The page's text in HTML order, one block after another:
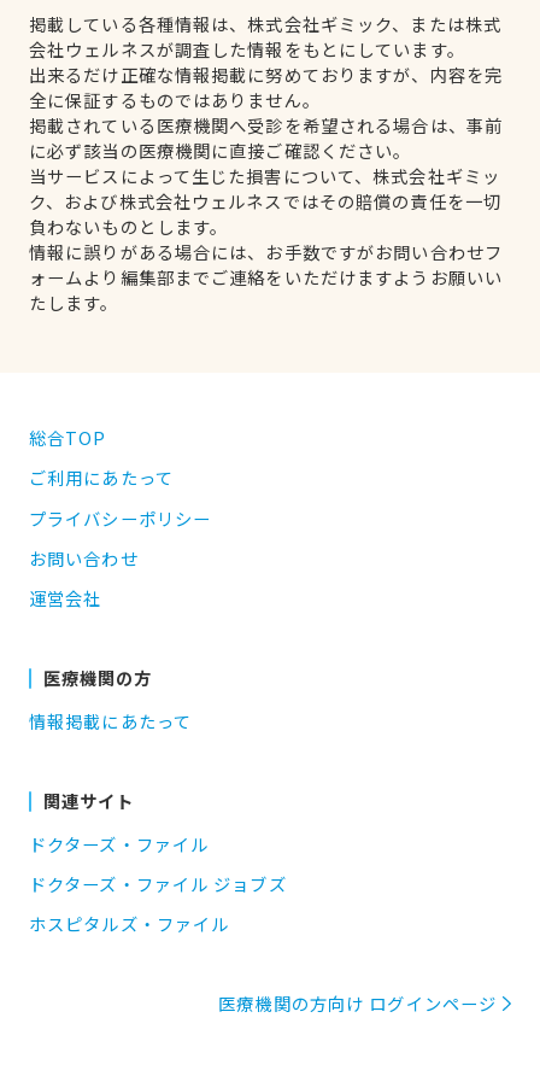
掲載している各種情報は、株式会社ギミック、または株式
会社ウェルネスが調査した情報をもとにしています。
出来るだけ正確な情報掲載に努めておりますが、内容を完
全に保証するものではありません。
掲載されている医療機関へ受診を希望される場合は、事前
に必ず該当の医療機関に直接ご確認ください。
当サービスによって生じた損害について、株式会社ギミッ
ク、および株式会社ウェルネスではその賠償の責任を一切
負わないものとします。
情報に誤りがある場合には、お手数ですがお問い合わせフ
ォームより編集部までご連絡をいただけますようお願いい
たします。
総合TOP
ご利用にあたって
プライバシーポリシー
お問い合わせ
運営会社
医療機関の方
情報掲載にあたって
関連サイト
ドクターズ・ファイル
ドクターズ・ファイル ジョブズ
ホスピタルズ・ファイル
医療機関の方向け ログインページ